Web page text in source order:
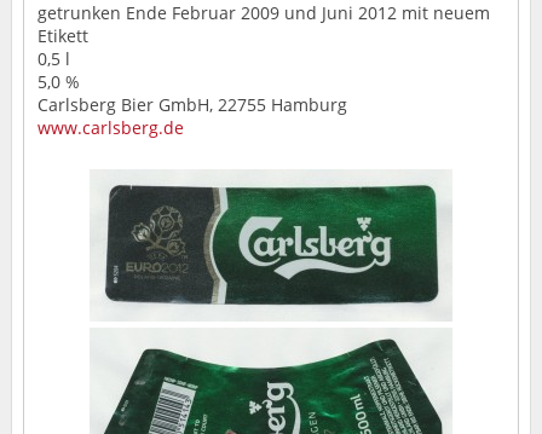
getrunken Ende Februar 2009 und Juni 2012 mit neuem
Etikett
0,5 l
5,0 %
Carlsberg Bier GmbH, 22755 Hamburg
www.carlsberg.de